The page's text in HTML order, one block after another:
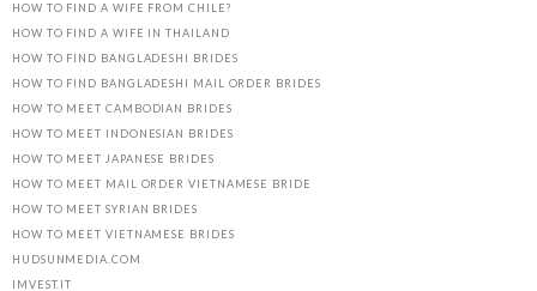
HOW TO FIND A WIFE FROM CHILE?
HOW TO FIND A WIFE IN THAILAND
HOW TO FIND BANGLADESHI BRIDES
HOW TO FIND BANGLADESHI MAIL ORDER BRIDES
HOW TO MEET CAMBODIAN BRIDES
HOW TO MEET INDONESIAN BRIDES
HOW TO MEET JAPANESE BRIDES
HOW TO MEET MAIL ORDER VIETNAMESE BRIDE
HOW TO MEET SYRIAN BRIDES
HOW TO MEET VIETNAMESE BRIDES
HUDSUNMEDIA.COM
IMVEST.IT